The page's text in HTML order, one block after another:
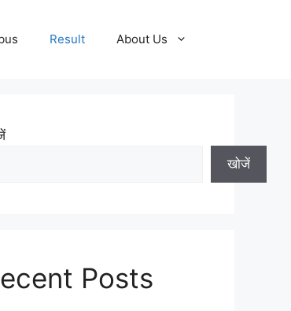
Result About Us
खोजें
Posts